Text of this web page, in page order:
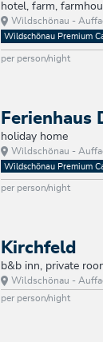
hotel, farm,
Wildschönau -
Wildschönau Premium
per person/night
Ferienhaus
holiday home
Wildschönau -
Wildschönau Premium
per person/night
Kirchfeld
b&b inn, private
Wildschönau -
per person/night